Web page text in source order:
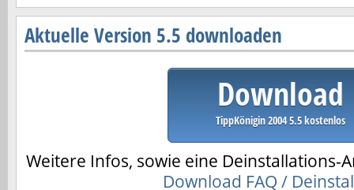
Aktuelle Version 5.5 downloaden
Download
TippKönigin 2004 5.5 kostenlos
Weitere Infos, sowie eine Deinstallations-
Download FAQ /